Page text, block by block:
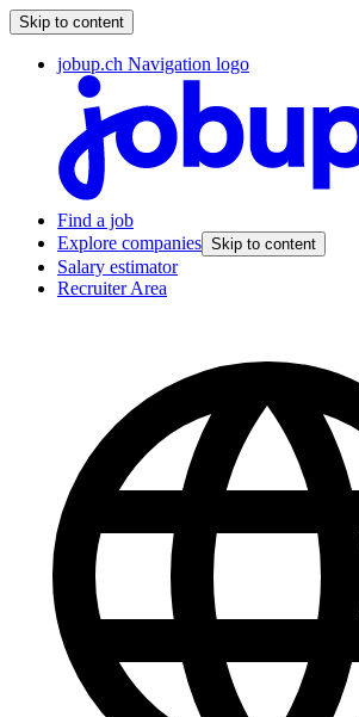
Skip to content
jobup.ch Navigation logo
Find a job
Explore companies Skip to content
Salary estimator
Recruiter Area